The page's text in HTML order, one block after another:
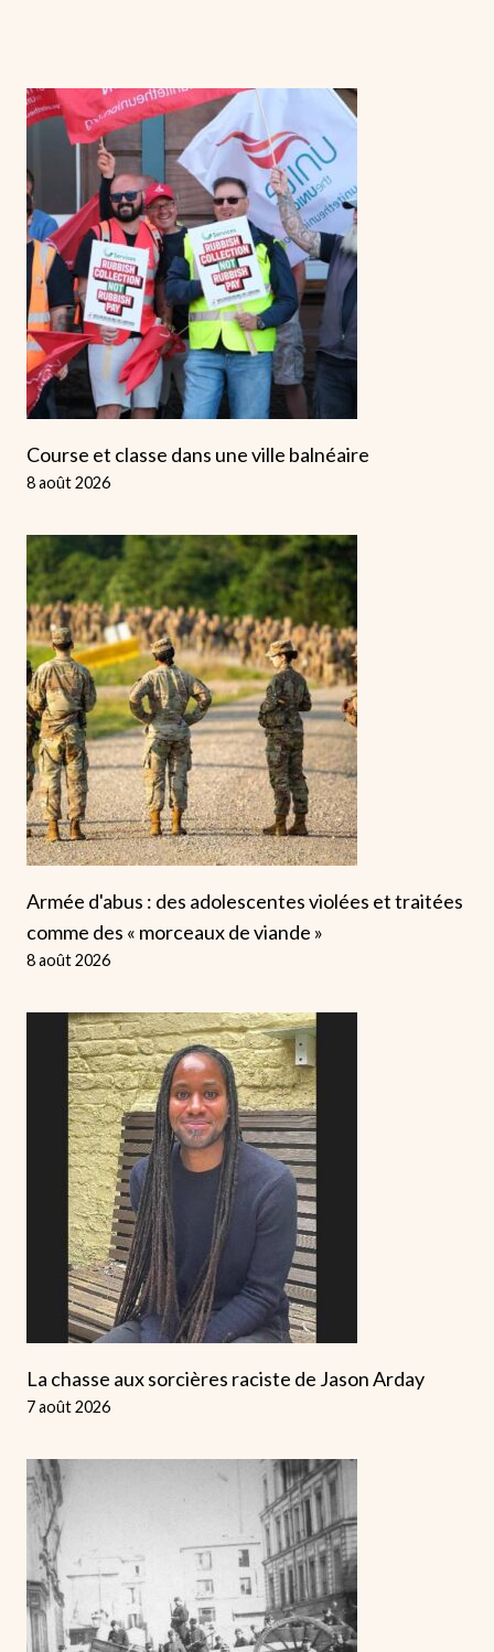
Course et classe dans une ville balnéaire
8 août 2026
Armée d'abus : des adolescentes violées et traitées
comme des « morceaux de viande »
8 août 2026
La chasse aux sorcières raciste de Jason Arday
7 août 2026